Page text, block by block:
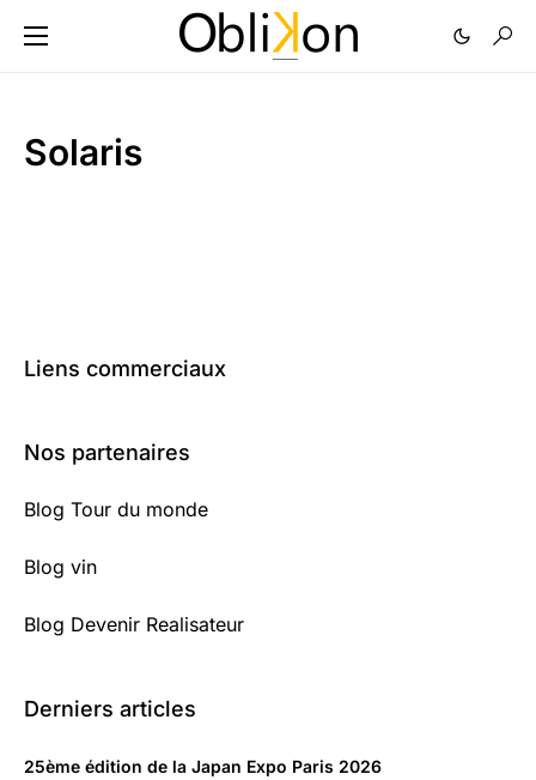
Solaris
Liens commerciaux
Nos partenaires
Blog Tour du monde
Blog vin
Blog Devenir Realisateur
Derniers articles
25ème édition de la Japan Expo Paris 2026